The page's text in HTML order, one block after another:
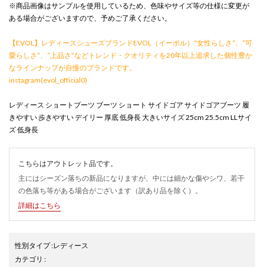
※商品画像はサンプルを使用しているため、色味やサイズ等の仕様に変更が
ある場合がございますので、予めご了承ください。
【EVOL】レディースシューズブランドEVOL（イーボル）“女性らしさ”、“可
愛らしさ”、“上品さ”などトレンド・クオリティを20年以上追求した個性豊か
なラインナップが自慢のブランドです。
instagram(evol_official0)
レディース ショートブーツ ブーツ ショート サイドゴア サイドゴアブーツ 履
きやすい 歩きやすい デイリー 厚底 低身長 大きいサイズ 25cm 25.5cm LLサイ
ズ 低身長
こちらはアウトレット品です。
主にはシーズン落ちの新品になりますが、中には細かな傷やシワ、若干
の色落ち等がある場合がございます（訳あり品を除く）。
詳細はこちら
性別タイプ:レディース
カテゴリ :